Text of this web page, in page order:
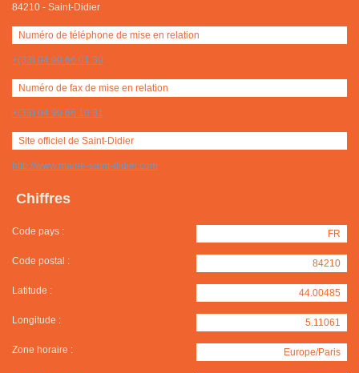
84210 - Saint-Didier
Numéro de téléphone de mise en relation
+(33) 04 90 66 01 39
Numéro de fax de mise en relation
+(33) 04 90 66 10 31
Site officiel de Saint-Didier
http://www.mairie-saint-didier.com
Chiffres
Code pays : FR
Code postal : 84210
Latitude : 44.00485
Longitude : 5.11061
Zone horaire : Europe/Paris